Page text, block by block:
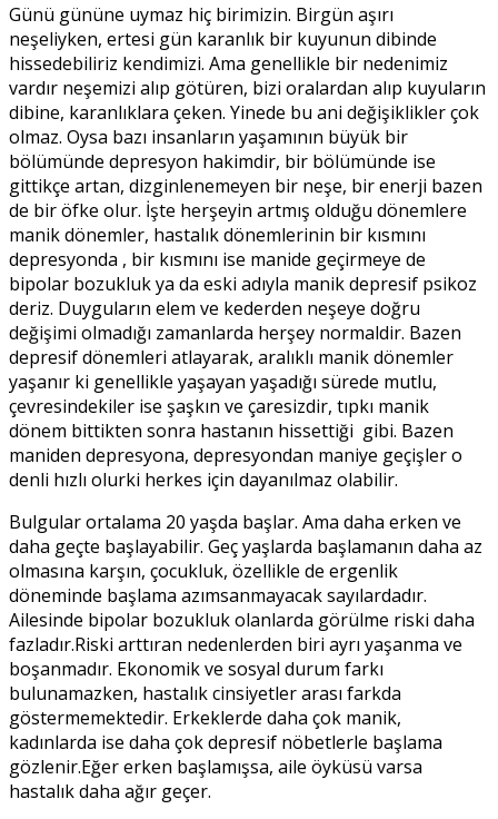
Günü gününe uymaz hiç birimizin. Birgün aşırı
neşeliyken, ertesi gün karanlık bir kuyunun dibinde
hissedebiliriz kendimizi. Ama genellikle bir nedenimiz
vardır neşemizi alıp götüren, bizi oralardan alıp kuyuların
dibine, karanlıklara çeken. Yinede bu ani değişiklikler çok
olmaz. Oysa bazı insanların yaşamının büyük bir
bölümünde depresyon hakimdir, bir bölümünde ise
gittikçe artan, dizginlenemeyen bir neşe, bir enerji bazen
de bir öfke olur. İşte herşeyin artmış olduğu dönemlere
manik dönemler, hastalık dönemlerinin bir kısmını
depresyonda , bir kısmını ise manide geçirmeye de
bipolar bozukluk ya da eski adıyla manik depresif psikoz
deriz. Duyguların elem ve kederden neşeye doğru
değişimi olmadığı zamanlarda herşey normaldir. Bazen
depresif dönemleri atlayarak, aralıklı manik dönemler
yaşanır ki genellikle yaşayan yaşadığı sürede mutlu,
çevresindekiler ise şaşkın ve çaresizdir, tıpkı manik
dönem bittikten sonra hastanın hissettiği gibi. Bazen
maniden depresyona, depresyondan maniye geçişler o
denli hızlı olurki herkes için dayanılmaz olabilir.
Bulgular ortalama 20 yaşda başlar. Ama daha erken ve
daha geçte başlayabilir. Geç yaşlarda başlamanın daha az
olmasına karşın, çocukluk, özellikle de ergenlik
döneminde başlama azımsanmayacak sayılardadır.
Ailesinde bipolar bozukluk olanlarda görülme riski daha
fazladır.Riski arttıran nedenlerden biri ayrı yaşanma ve
boşanmadır. Ekonomik ve sosyal durum farkı
bulunamazken, hastalık cinsiyetler arası farkda
göstermemektedir. Erkeklerde daha çok manik,
kadınlarda ise daha çok depresif nöbetlerle başlama
gözlenir.Eğer erken başlamışsa, aile öyküsü varsa
hastalık daha ağır geçer.